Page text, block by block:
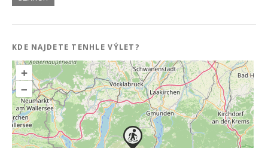
KDE NAJDETE TENHLE VÝLET?
+
–